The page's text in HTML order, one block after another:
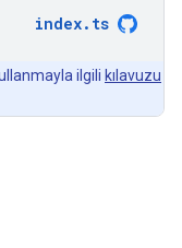
index. ts
ilgili kılavuzu